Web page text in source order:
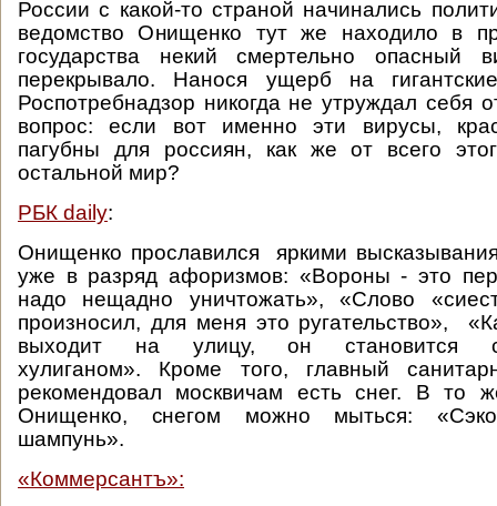
России с какой-то страной начинались
ведомство Онищенко тут же находило в
государства некий смертельно опасный
перекрывало. Нанося ущерб на
Роспотребнадзор никогда не утруждал себя
вопрос: если вот именно эти вирусы,
пагубны для россиян, как же от всего
остальной мир?
РБК daily:
Онищенко прославился яркими
уже в разряд афоризмов: «Вороны - это
надо нещадно уничтожать», «Слово
произносил, для меня это ругательство»,
выходит на улицу, он становится
хулиганом». Кроме того, главный
рекомендовал москвичам есть снег. В то
Онищенко, снегом можно мыться:
шампунь».
«Коммерсантъ»: